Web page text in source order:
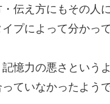
伝え方にもその人
プによって分かっ
憶力の悪さという
ていなかったようで